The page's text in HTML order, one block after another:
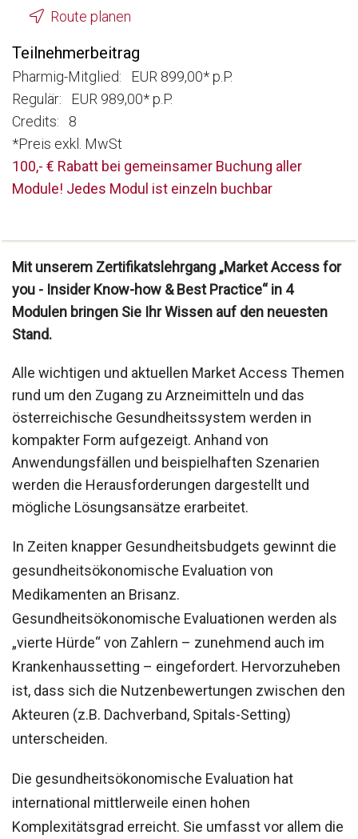
Route planen
Teilnehmerbeitrag
Pharmig-Mitglied: EUR 899,00* p.P.
Regulär: EUR 989,00* p.P.
Credits: 8
*Preis exkl. MwSt
100,- € Rabatt bei gemeinsamer Buchung aller
Module! Jedes Modul ist einzeln buchbar
Mit unserem Zertifikatslehrgang „Market Access for
you - Insider Know-how & Best Practice“ in 4
Modulen bringen Sie Ihr Wissen auf den neuesten
Stand.
Alle wichtigen und aktuellen Market Access Themen
rund um den Zugang zu Arzneimitteln und das
österreichische Gesundheitssystem werden in
kompakter Form aufgezeigt. Anhand von
Anwendungsfällen und beispielhaften Szenarien
werden die Herausforderungen dargestellt und
mögliche Lösungsansätze erarbeitet.
In Zeiten knapper Gesundheitsbudgets gewinnt die
gesundheitsökonomische Evaluation von
Medikamenten an Brisanz.
Gesundheitsökonomische Evaluationen werden als
„vierte Hürde“ von Zahlern – zunehmend auch im
Krankenhaussetting – eingefordert. Hervorzuheben
ist, dass sich die Nutzenbewertungen zwischen den
Akteuren (z.B. Dachverband, Spitals-Setting)
unterscheiden.
Die gesundheitsökonomische Evaluation hat
international mittlerweile einen hohen
Komplexitätsgrad erreicht. Sie umfasst vor allem die